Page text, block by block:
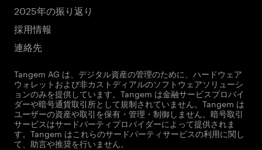
2025年の振り返り
採用情報
連絡先
Tangem AG は、デジタル資産の管理のために、ハードウェア
ウォレットおよび非カストディアルのソフトウェアソリューシ
ョンのみを提供しています。Tangem は金融サービスプロバイ
ダーや暗号通貨取引所として規制されていません。Tangem は
ユーザーの資産や取引を保有・管理・制御しません。暗号取引
サービスはサードパーティプロバイダーによって提供されま
す。Tangem はこれらのサードパーティサービスの利用に関し
て、助言や推奨を行いません。